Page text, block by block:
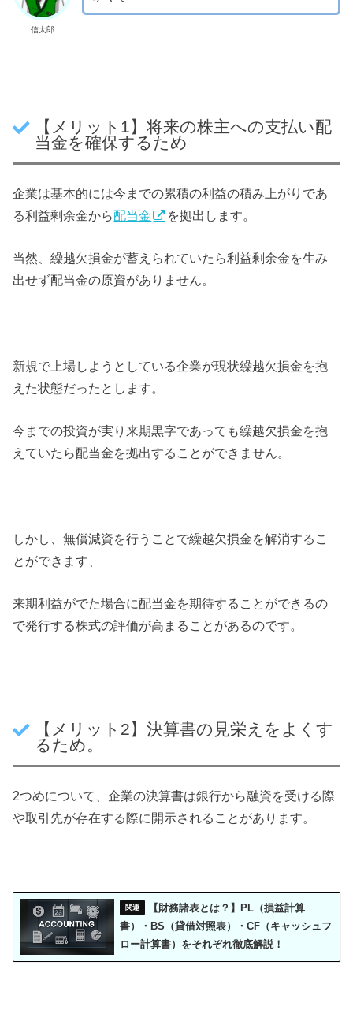
信太郎
【メリット1】将来の株主への支払い配
当金を確保するため
企業は基本的には今までの累積の利益の積み上がりであ
る利益剰余金から配当金 を拠出します。
当然、繰越欠損金が蓄えられていたら利益剰余金を生み
出せず配当金の原資がありません。
新規で上場しようとしている企業が現状繰越欠損金を抱
えた状態だったとします。
今までの投資が実り来期黒字であっても繰越欠損金を抱
えていたら配当金を拠出することができません。
しかし、無償減資を行うことで繰越欠損金を解消するこ
とができます、
来期利益がでた場合に配当金を期待することができるの
で発行する株式の評価が高まることがあるのです。
【メリット2】決算書の見栄えをよくす
るため。
2つめについて、企業の決算書は銀行から融資を受ける際
や取引先が存在する際に開示されることがあります。
【財務諸表とは？】PL（損益計算
書）・BS（貸借対照表）・CF（キャッシュフ
ロー計算書）をそれぞれ徹底解説！